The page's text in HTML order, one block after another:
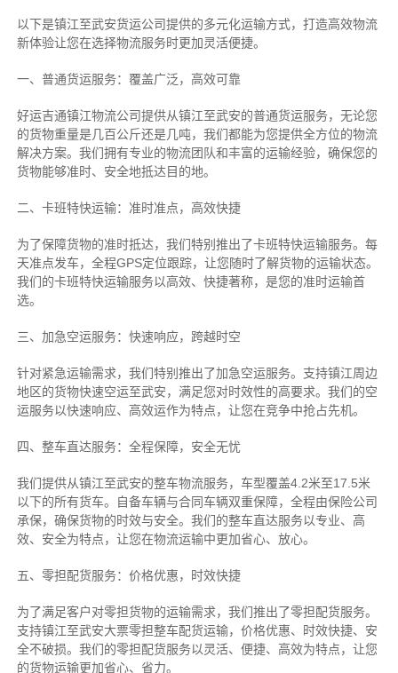
以下是镇江至武安货运公司提供的多元化运输方式，打造高效物流
新体验让您在选择物流服务时更加灵活便捷。
一、普通货运服务：覆盖广泛，高效可靠
好运吉通镇江物流公司提供从镇江至武安的普通货运服务，无论您
的货物重量是几百公斤还是几吨，我们都能为您提供全方位的物流
解决方案。我们拥有专业的物流团队和丰富的运输经验，确保您的
货物能够准时、安全地抵达目的地。
二、卡班特快运输：准时准点，高效快捷
为了保障货物的准时抵达，我们特别推出了卡班特快运输服务。每
天准点发车，全程GPS定位跟踪，让您随时了解货物的运输状态。
我们的卡班特快运输服务以高效、快捷著称，是您的准时运输首
选。
三、加急空运服务：快速响应，跨越时空
针对紧急运输需求，我们特别推出了加急空运服务。支持镇江周边
地区的货物快速空运至武安，满足您对时效性的高要求。我们的空
运服务以快速响应、高效运作为特点，让您在竞争中抢占先机。
四、整车直达服务：全程保障，安全无忧
我们提供从镇江至武安的整车物流服务，车型覆盖4.2米至17.5米
以下的所有货车。自备车辆与合同车辆双重保障，全程由保险公司
承保，确保货物的时效与安全。我们的整车直达服务以专业、高
效、安全为特点，让您在物流运输中更加省心、放心。
五、零担配货服务：价格优惠，时效快捷
为了满足客户对零担货物的运输需求，我们推出了零担配货服务。
支持镇江至武安大票零担整车配货运输，价格优惠、时效快捷、安
全不破损。我们的零担配货服务以灵活、便捷、高效为特点，让您
的货物运输更加省心、省力。